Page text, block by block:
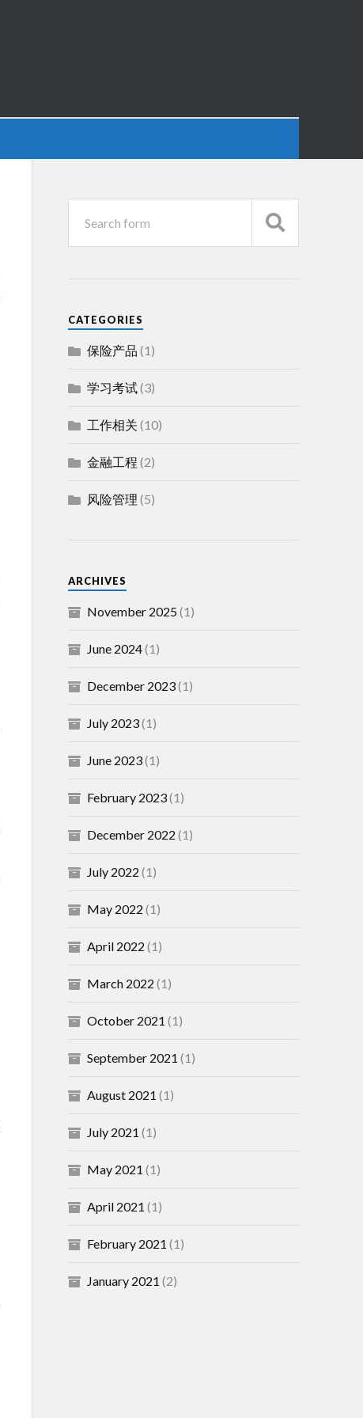
CATEGORIES
保险产品 (1)
学习考试(3)
工作相关 (10)
金融工程 (2)
风险管理 (5)
ARCHIVES
November 2025(1)
June 2024(1)
December 2023(1)
July 2023(1)
June 2023(1)
February 2023(1)
December 2022 (1)
July 2022 (1)
May 2022 (1)
April 2022 (1)
March 2022 (1)
October 2021 (1)
September 2021 (1)
August 2021 (1)
July 2021 (1)
May 2021 (1)
April 2021 (1)
February 2021 (1)
January 2021 (2)